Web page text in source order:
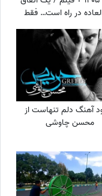
در راه است… فقط
کن و ببین! زندگی هنوز
هدیه‌اش را برای تو نگه
داشته است!
آهنگ دلم تنهاست از
محسن چاوشی